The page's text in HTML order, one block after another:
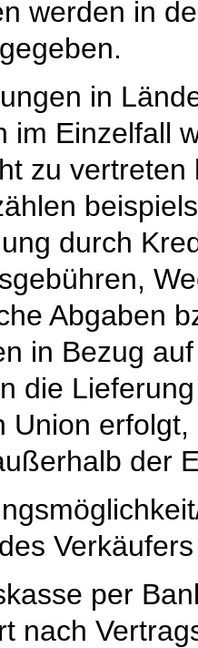
werden in
in
im Einzelfall
zu
durch
Abgaben
in Bezug
die
Union
der
per
nach